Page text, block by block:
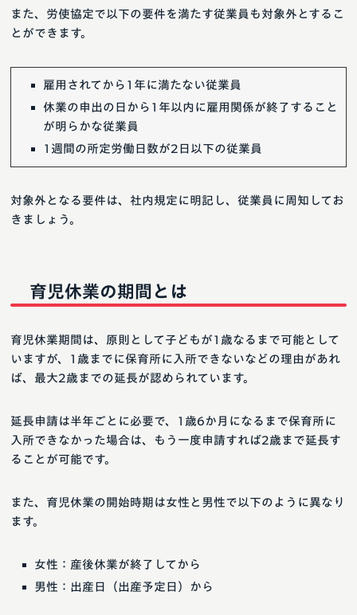
また、労使協定で以下の要件を満たす従業員も対象外とするこ
とができます。
雇用されてから1年に満たない従業員
休業の申出の日から1年以内に雇用関係が終了すること
が明らかな従業員
1週間の所定労働日数が2日以下の従業員
対象外となる要件は、社内規定に明記し、従業員に周知してお
きましょう。
育児休業の期間とは
育児休業期間は、原則として子どもが1歳なるまで可能として
いますが、1歳までに保育所に入所できないなどの理由があれ
ば、最大2歳までの延長が認められています。
延長申請は半年ごとに必要で、1歳6か月になるまで保育所に
入所できなかった場合は、もう一度申請すれば2歳まで延長す
ることが可能です。
また、育児休業の開始時期は女性と男性で以下のように異なり
ます。
女性：産後休業が終了してから
男性：出産日（出産予定日）から